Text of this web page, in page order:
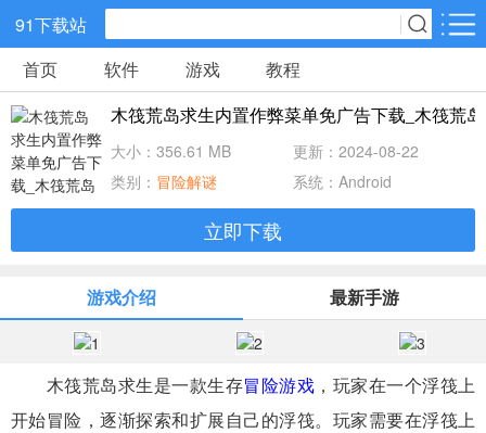
91下载站
网游分类
休闲益智
儿童教育 手游辅助 棋牌游戏
射击吃鸡 传奇游戏 卡牌战略
首页 软件 游戏 教程
木筏荒岛求生内置作弊菜单免广告下载_木筏荒
大小：356.61 MB
更新：2024-08-22
类别： 冒险解谜 系统：Android
立即下载
游戏介绍 最新手游
木筏荒岛求生是一款生存冒险游戏 ，玩家在一个浮筏上
开始冒险，逐渐探索和扩展自己的浮筏。玩家需要在浮筏上